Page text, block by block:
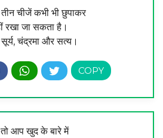
चीजें कभी भी छुपाकर
रखा जा सकता है।
चंद्रमा और सत्य।
तो आप खुद के बारे में